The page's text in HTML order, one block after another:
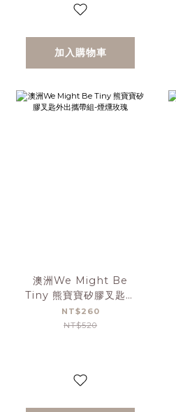
加入購物車
澳洲We Might Be
Tiny 熊寶寶矽膠叉匙外
出攜帶組-煙燻玫瑰
NT$260
NT$520